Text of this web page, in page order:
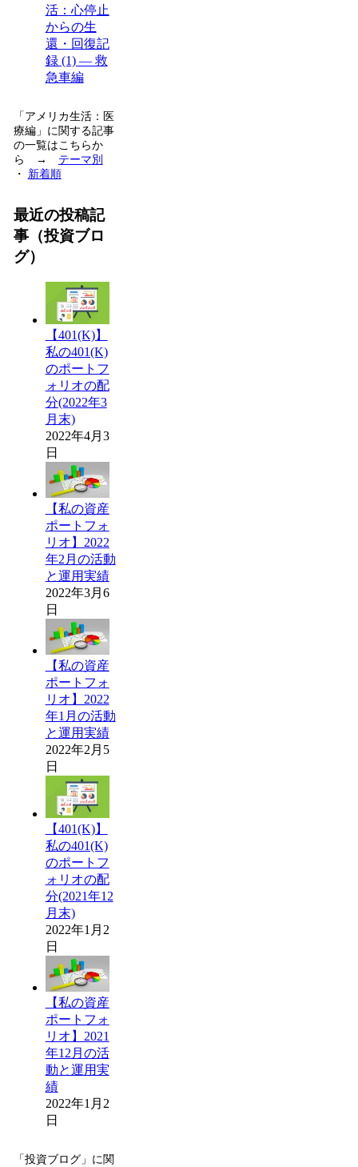
活：心停止
からの生
還・回復記
録 (1) — 救
急車編
「アメリカ生活：医
療編」に関する記事
の一覧はこちらか
ら → テーマ別
・ 新着順
最近の投稿記
事（投資ブロ
グ）
【401(K)】
私の401(K)
のポートフ
ォリオの配
分(2022年3
月末)
2022年4月3
日
【私の資産
ポートフォ
リオ】2022
年2月の活動
と運用実績
2022年3月6
日
【私の資産
ポートフォ
リオ】2022
年1月の活動
と運用実績
2022年2月5
日
【401(K)】
私の401(K)
のポートフ
ォリオの配
分(2021年12
月末)
2022年1月2
日
【私の資産
ポートフォ
リオ】2021
年12月の活
動と運用実
績
2022年1月2
日
「投資ブログ」に関